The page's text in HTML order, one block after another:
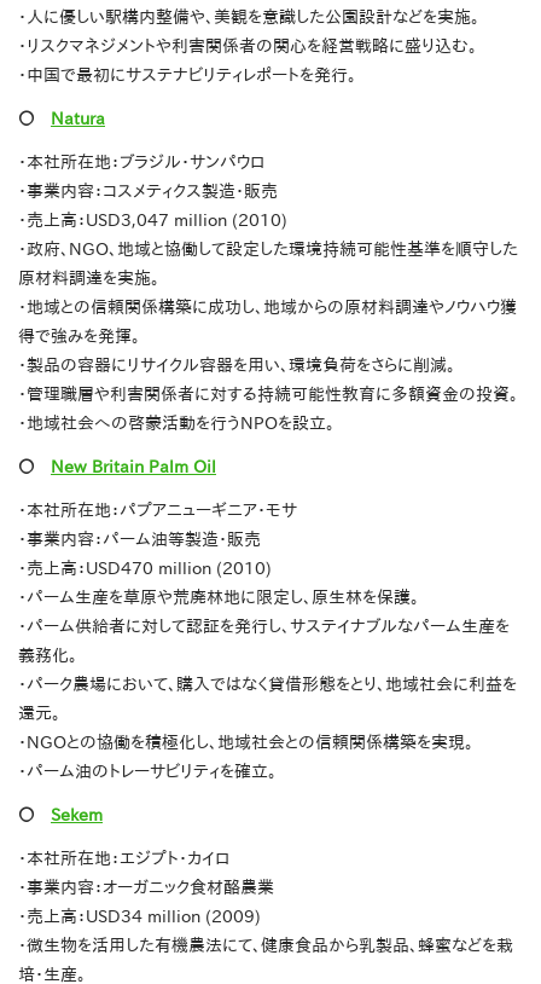
・人に優しい駅構内整備や、美観を意識した公園設計などを実施。
・リスクマネジメントや利害関係者の関心を経営戦略に盛り込む。
・中国で最初にサステナビリティレポートを発行。
〇 Natura
・本社所在地：ブラジル・サンパウロ
・事業内容：コスメティクス製造・販売
・売上高：USD3,047 million (2010)
・政府、NGO、地域と協働して設定した環境持続可能性基準を順守した
原材料調達を実施。
・地域との信頼関係構築に成功し、地域からの原材料調達やノウハウ獲
得で強みを発揮。
・製品の容器にリサイクル容器を用い、環境負荷をさらに削減。
・管理職層や利害関係者に対する持続可能性教育に多額資金の投資。
・地域社会への啓蒙活動を行うNPOを設立。
〇 New Britain Palm Oil
・本社所在地：パプアニューギニア・モサ
・事業内容：パーム油等製造・販売
・売上高：USD470 million (2010)
・パーム生産を草原や荒廃林地に限定し、原生林を保護。
・パーム供給者に対して認証を発行し、サステイナブルなパーム生産を
義務化。
・パーク農場において、購入ではなく貸借形態をとり、地域社会に利益を
還元。
・NGOとの協働を積極化し、地域社会との信頼関係構築を実現。
・パーム油のトレーサビリティを確立。
〇 Sekem
・本社所在地：エジプト・カイロ
・事業内容：オーガニック食材酪農業
・売上高：USD34 million (2009)
・微生物を活用した有機農法にて、健康食品から乳製品、蜂蜜などを栽
培・生産。